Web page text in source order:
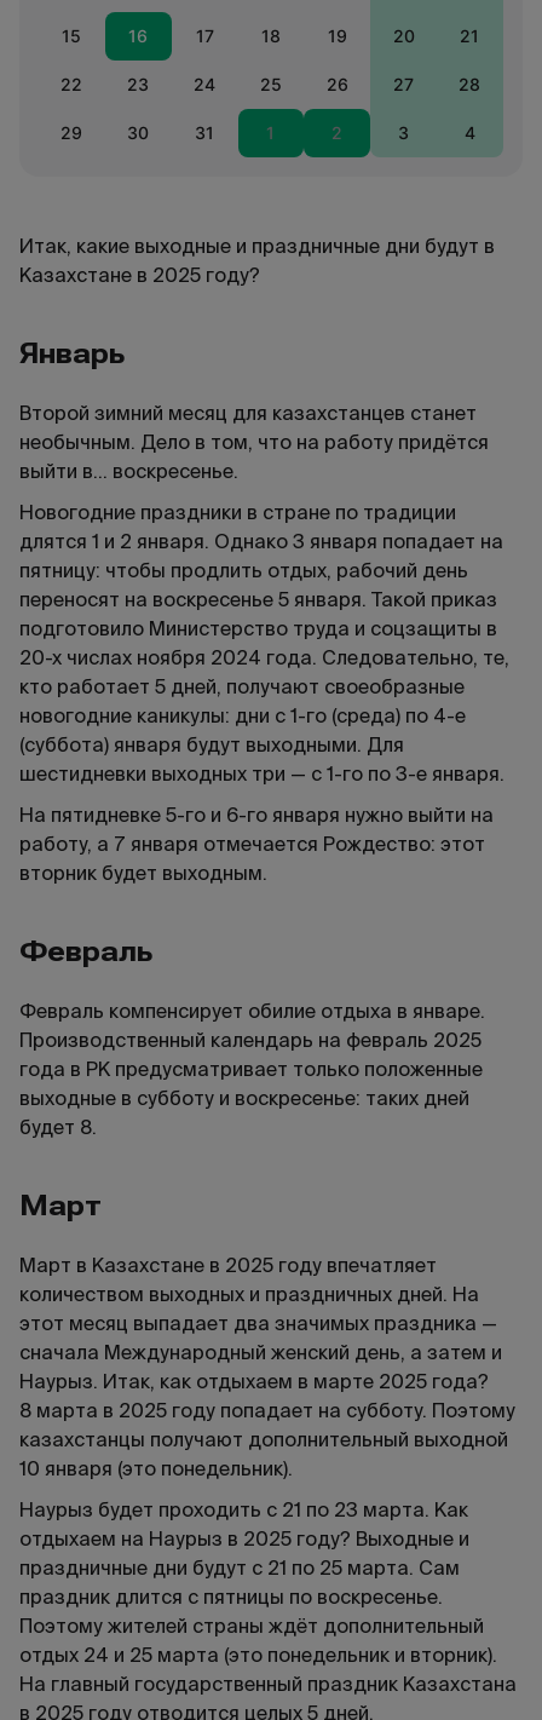
15 16 17 18 19 20 21
22 23 24 25 26 27 28
29 30 31 1 2 3 4
Итак, какие выходные и праздничные дни будут в
Казахстане в 2025 году?
Январь
Второй зимний месяц для казахстанцев станет
необычным. Дело в том, что на работу придётся
выйти в… воскресенье.
Новогодние праздники в стране по традиции
длятся 1 и 2 января. Однако 3 января попадает на
пятницу: чтобы продлить отдых, рабочий день
переносят на воскресенье 5 января. Такой приказ
подготовило Министерство труда и соцзащиты в
20-х числах ноября 2024 года. Следовательно, те,
кто работает 5 дней, получают своеобразные
новогодние каникулы: дни с 1-го (среда) по 4-е
(суббота) января будут выходными. Для
шестидневки выходных три — с 1-го по 3-е января.
На пятидневке 5-го и 6-го января нужно выйти на
работу, а 7 января отмечается Рождество: этот
вторник будет выходным.
Февраль
Февраль компенсирует обилие отдыха в январе.
Производственный календарь на февраль 2025
года в РК предусматривает только положенные
выходные в субботу и воскресенье: таких дней
будет 8.
Март
Март в Казахстане в 2025 году впечатляет
количеством выходных и праздничных дней. На
этот месяц выпадает два значимых праздника —
сначала Международный женский день, а затем и
Наурыз. Итак, как отдыхаем в марте 2025 года?
8 марта в 2025 году попадает на субботу. Поэтому
казахстанцы получают дополнительный выходной
10 января (это понедельник).
Наурыз будет проходить с 21 по 23 марта. Как
отдыхаем на Наурыз в 2025 году? Выходные и
праздничные дни будут с 21 по 25 марта. Сам
праздник длится с пятницы по воскресенье.
Поэтому жителей страны ждёт дополнительный
отдых 24 и 25 марта (это понедельник и вторник).
На главный государственный праздник Казахстана
в 2025 году отводится целых 5 дней.